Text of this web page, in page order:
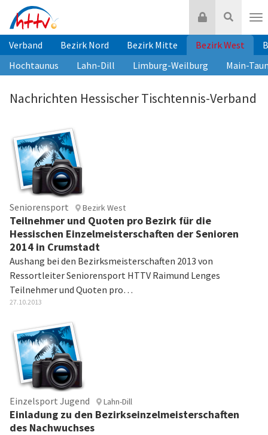
Inhalt
springen
Suche
Login
Verband Bezirk Nord Bezirk Mitte Bezirk West
Hochtaunus
Lahn-Dill Limburg-Weilburg Main-
Nachrichten Hessischer Tischtennis-Verband
Seniorensport Bezirk West
Teilnehmer und Quoten pro Bezirk für die
Hessischen Einzelmeisterschaften der Senioren
2014 in Crumstadt
Aushang bei den Bezirksmeisterschaften 2013 von
Ressortleiter Seniorensport HTTV Raimund Lenges
Teilnehmer und Quoten pro…
27.10.2013
Einzelsport Jugend Lahn-Dill
Einladung zu den Bezirkseinzelmeisterschaften
des Nachwuchses